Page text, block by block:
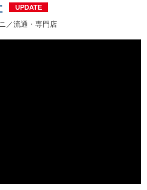
／流通・専門店
UPDATE